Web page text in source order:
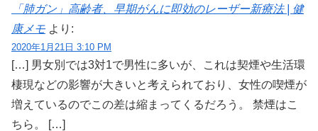
「肺ガン」高齢者、早期がんに即効のレーザー新療法 | 健
康メモ より:
2020年1月21日 3:10 PM
[…] 男女別では3対1で男性に多いが、これは契煙や生活環
棲現などの影響が大きいと考えられており、女性の喫煙が
増えているのでこの差は縮まってくるだろう。 禁煙はこ
ちら。 […]